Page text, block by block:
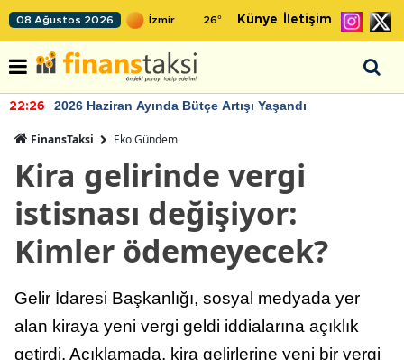
08 Ağustos 2026 26° Künye İletişim
22:26 2026 Haziran Ayında Bütçe Artışı Yaşandı
FinansTaksi Eko Gündem
Kira gelirinde vergi
istisnası değişiyor:
Kimler ödemeyecek?
Gelir İdaresi Başkanlığı, sosyal medyada yer
alan kiraya yeni vergi geldi iddialarına açıklık
getirdi. Açıklamada, kira gelirlerine yeni bir vergi